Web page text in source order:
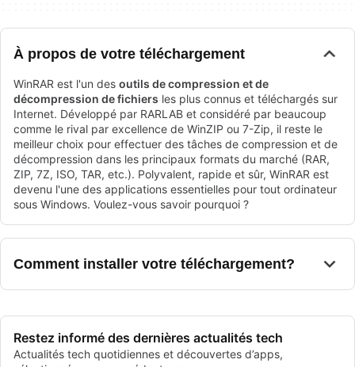
À propos de votre téléchargement
WinRAR est l'un des outils de compression et de
décompression de fichiers les plus connus et téléchargés sur
Internet. Développé par RARLAB et considéré par beaucoup
comme le rival par excellence de WinZIP ou 7-Zip, il reste le
meilleur choix pour effectuer des tâches de compression et de
décompression dans les principaux formats du marché (RAR,
ZIP, 7Z, ISO, TAR, etc.). Polyvalent, rapide et sûr, WinRAR est
devenu l'une des applications essentielles pour tout ordinateur
sous Windows. Voulez-vous savoir pourquoi ?
Comment installer votre téléchargement?
Restez informé des dernières actualités tech
Actualités tech quotidiennes et découvertes d’apps,